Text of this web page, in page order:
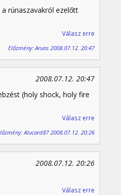
rúnaszavakról ezelőtt
Válasz erre
Előzmény: Aruns 2008.07.12. 20:47
2008.07.12. 20:47
(holy shock, holy fire
Válasz erre
Alucard87 2008.07.12. 20:26
2008.07.12. 20:26
Válasz erre